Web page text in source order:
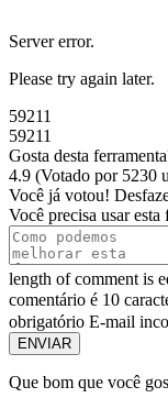
Server error.
Please try again later.
59211
59211
Gosta desta
4.9 (Votado por 5230
Você já votou!
Você precisa usar
length of comment is
comentário é 10
obrigatório E-mail
ENVIAR
Que bom que você